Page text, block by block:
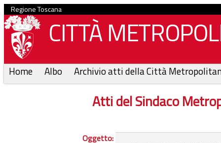
Regione Toscana
CITTÀ
Home Albo Archivio atti della Città
Atti del Sindaco
Oggetto: